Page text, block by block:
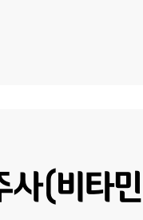
사(비타